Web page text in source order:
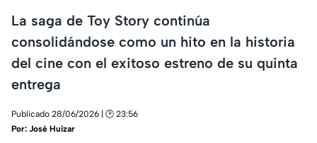
La saga de Toy Story continúa
consolidándose como un hito en la historia
del cine con el exitoso estreno de su quinta
entrega
Publicado 28/06/2026 | 🕑 23:56
Por: José Huizar